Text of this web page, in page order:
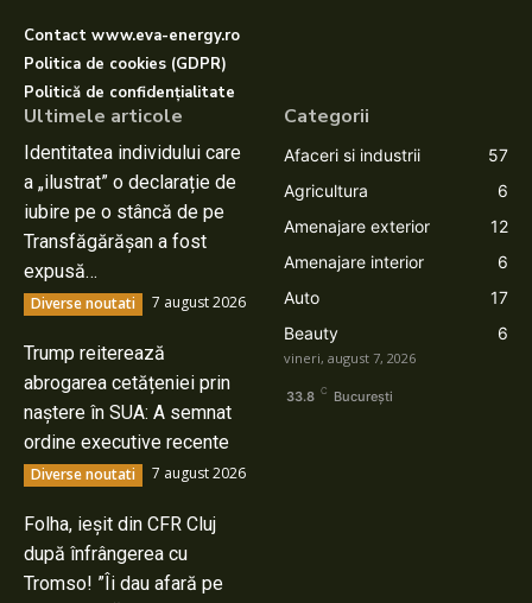
Contact www.eva-energy.ro
Politica de cookies (GDPR)
Politică de confidențialitate
Ultimele articole
Identitatea individului care
a „ilustrat” o declarație de
iubire pe o stâncă de pe
Transfăgărășan a fost
expusă…
Diverse noutati 7 august 2026
Trump reiterează
abrogarea cetățeniei prin
naștere în SUA: A semnat
ordine executive recente
Diverse noutati 7 august 2026
Folha, ieșit din CFR Cluj
după înfrângerea cu
Tromso! ”Îi dau afară pe
Categorii
Afaceri si industrii
57
Agricultura
6
Amenajare exterior
12
Amenajare interior
6
Auto
17
Beauty
6
vineri, august 7, 2026
33.8 C București